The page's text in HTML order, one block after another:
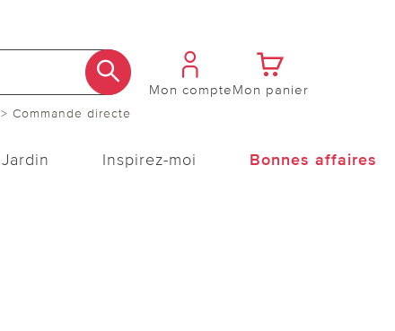
> Commande directe
Mon compteMon panier
Jardin Inspirez-moi Bonnes affaires